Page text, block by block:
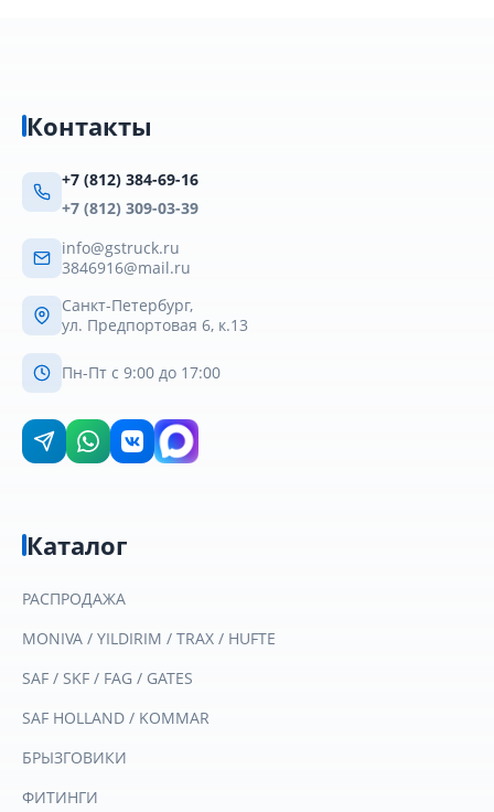
Контакты
+7 (812) 384-69-16
+7 (812) 309-03-39
info@gstruck.ru
3846916@mail.ru
Санкт-Петербург,
ул. Предпортовая 6, к.13
Пн-Пт с 9:00 до 17:00
Каталог
РАСПРОДАЖА
MONIVA / YILDIRIM / TRAX / HUFTE
SAF / SKF / FAG / GATES
SAF HOLLAND / KOMMAR
БРЫЗГОВИКИ
ФИТИНГИ